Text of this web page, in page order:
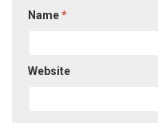
Name*
Website